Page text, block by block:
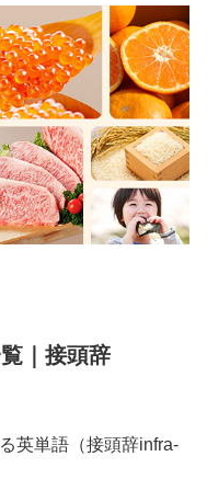
｜接頭辞
英単語（接頭辞infra-